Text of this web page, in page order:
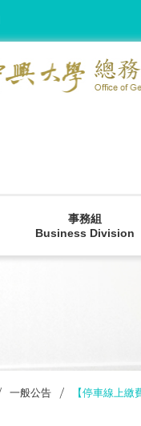
事務組
Business Division
一般公告 【停車線上